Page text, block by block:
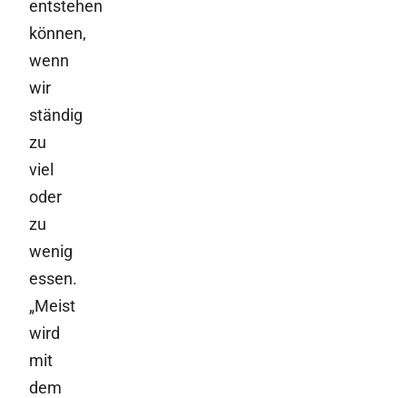
entstehen
können,
wenn
wir
ständig
zu
viel
oder
zu
wenig
essen.
„Meist
wird
mit
dem